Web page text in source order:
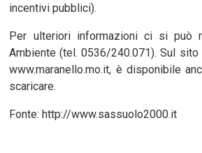
incentivi pubblici).
Per ulteriori informazioni ci si può
Ambiente (tel. 0536/240.071). Sul sito
www.maranello.mo.it, è disponibile
scaricare.
Fonte: http://www.sassuolo2000.it